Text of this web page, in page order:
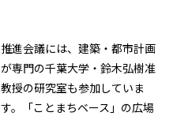
推進会議には、建築・都市計画
が専門の千葉大学・鈴木弘樹准
教授の研究室も参加していま
す。「ことまちベース」の広場